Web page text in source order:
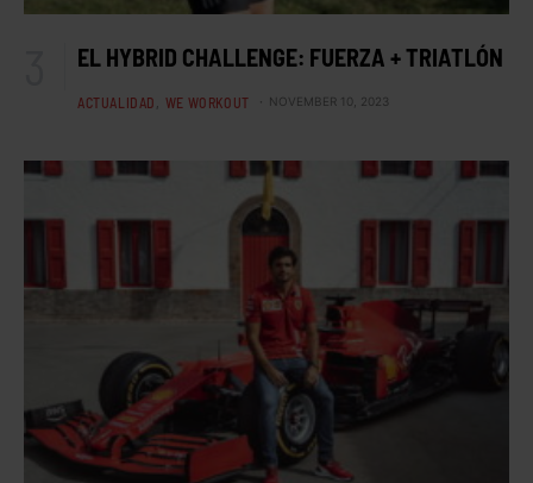
EL HYBRID CHALLENGE: FUERZA + TRIATLÓN
ACTUALIDAD WE WORKOUT NOVEMBER 10, 2023